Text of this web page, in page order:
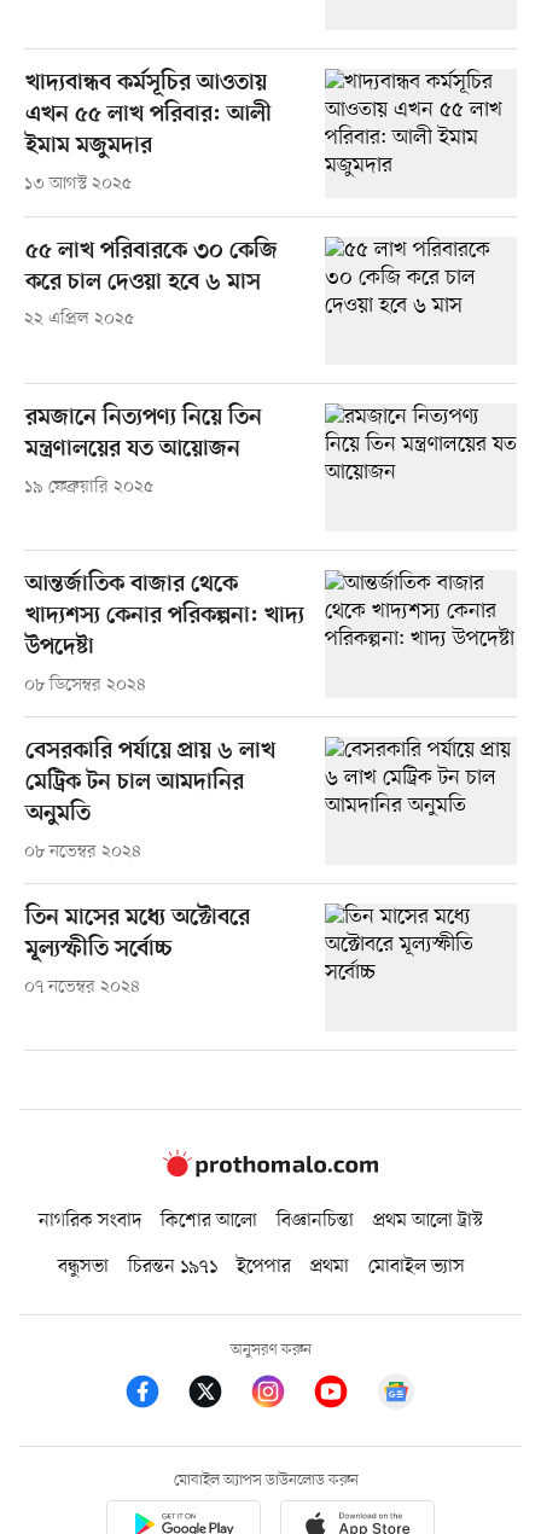
খাদ্যবান্ধব কর্মসূচির আওতায়
এখন ৫৫ লাখ পরিবার: আলী
ইমাম মজুমদার
১৩ আগস্ট ২০২৫
৫৫ লাখ পরিবারকে ৩০ কেজি
করে চাল দেওয়া হবে ৬ মাস
২২ এপ্রিল ২০২৫
রমজানে নিত্যপণ্য নিয়ে তিন
মন্ত্রণালয়ের যত আয়োজন
১৯ ফেব্রুয়ারি ২০২৫
আন্তর্জাতিক বাজার থেকে
খাদ্যশস্য কেনার পরিকল্পনা: খাদ্য
উপদেষ্টা
০৮ ডিসেম্বর ২০২৪
বেসরকারি পর্যায়ে প্রায় ৬ লাখ
মেট্রিক টন চাল আমদানির
অনুমতি
০৮ নভেম্বর ২০২৪
তিন মাসের মধ্যে অক্টোবরে
মূল্যস্ফীতি সর্বোচ্চ
০৭ নভেম্বর ২০২৪
নাগরিক সংবাদ কিশোর আলো বিজ্ঞানচিন্তা
প্রথম আলো ট্রাস্ট
বন্ধুসভা
চিরন্তন ১৯৭১ ইপেপার প্রথমা মোবাইল ভ্যাস
অনুসরণ করুন
মোবাইল অ্যাপস ডাউনলোড করুন